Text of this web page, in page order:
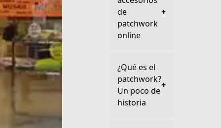
de
patchwork
online
+
¿Qué es el
patchwork?
Un poco de
historia
+